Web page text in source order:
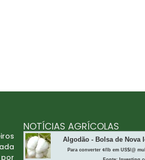
NOTÍCIAS AGRÍCOLAS
Algodão - Bolsa de Nova
Para converter ¢/lb em US$/@